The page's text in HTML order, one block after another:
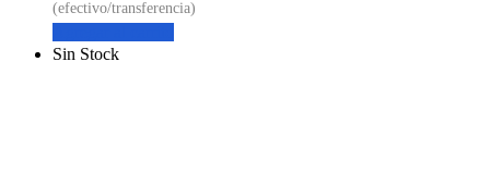
Sin Stock